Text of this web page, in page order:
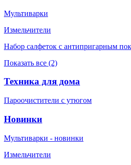
Мультиварки
Измельчители
Набор салфеток с антипригарным
Показать все (2)
Техника для дома
Пароочистители с утюгом
Новинки
Мультиварки - новинки
Измельчители